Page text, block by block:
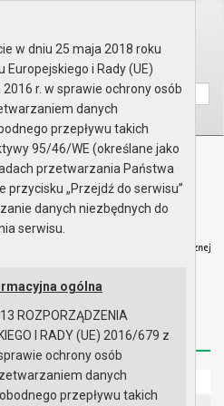
Wyszukaj na stronie:
A AA
Publicznej
i Gminy w Gryfinie
Dostępność
w dniu 25 maja 2018 roku
i Rady (UE)
r. w sprawie ochrony osób
danych
przepływu takich
95/46/WE (określane jako
przetwarzania Państwa
przycisku „Przejdź do serwisu”
danych niezbędnych do
serwisu.
ogólna
ROZPORZĄDZENIA
I RADY (UE) 2016/679 z
ochrony osób
danych
przepływu takich